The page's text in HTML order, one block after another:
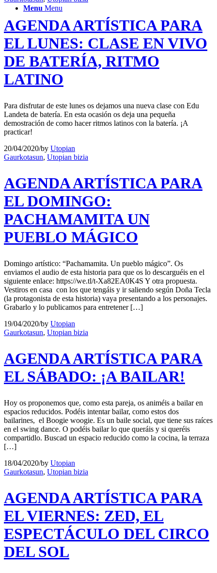
Menu Menu
AGENDA ARTÍSTICA PARA
EL LUNES: CLASE EN VIVO
DE BATERÍA, RITMO
LATINO
Para disfrutar de este lunes os dejamos una nueva clase con Edu
Landeta de batería. En esta ocasión os deja una pequeña
demostración de como hacer ritmos latinos con la batería. ¡A
practicar!
20/04/2020/by Utopian
Gaurkotasun, Utopian bizia
AGENDA ARTÍSTICA PARA
EL DOMINGO:
PACHAMAMITA UN
PUEBLO MÁGICO
Domingo artístico: “Pachamamita. Un pueblo mágico”. Os
enviamos el audio de esta historia para que os lo descarguéis en el
siguiente enlace: https://we.tl/t-Xa82EA0K4S Y otra propuesta.
Vestiros en casa con los que tengáis y ir saliendo según Doña Tecla
(la protagonista de esta historia) vaya presentando a los personajes.
Grabarlo y lo publicamos para entretener […]
19/04/2020/by Utopian
Gaurkotasun, Utopian bizia
AGENDA ARTÍSTICA PARA
EL SÁBADO: ¡A BAILAR!
Hoy os proponemos que, como esta pareja, os animéis a bailar en
espacios reducidos. Podéis intentar bailar, como estos dos
bailarines, el Boogie woogie. Es un baile social, que tiene sus raíces
en el swing dance. O podéis bailar lo que queráis y si queréis
compartidlo. Buscad un espacio reducido como la cocina, la terraza
[…]
18/04/2020/by Utopian
Gaurkotasun, Utopian bizia
AGENDA ARTÍSTICA PARA
EL VIERNES: ZED, EL
ESPECTÁCULO DEL CIRCO
DEL SOL